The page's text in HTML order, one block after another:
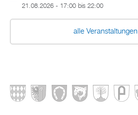
21.08.2026 - 17:00 bis 22:00
alle Veranstaltungen